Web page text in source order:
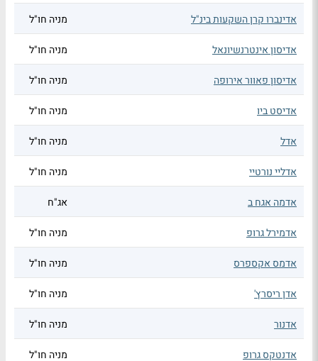
אדינברו קרן השקעות בינ"ל מניה חו"ל
אדיסון אינטרנשיונאל מניה חו"ל
אדיסון פאוור אירופה מניה חו"ל
אדיסט ביו מניה חו"ל
אדל מניה חו"ל
אדליי נורטיי מניה חו"ל
אדמה אגח ב אג"ח
אדמירל גרופ מניה חו"ל
אדמס אקספרס מניה חו"ל
אדן ריסרץ' מניה חו"ל
אדנור מניה חו"ל
אדנטקס גרופ מניה חו"ל